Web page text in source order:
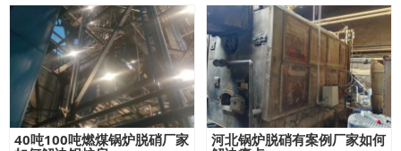
40吨100吨燃煤锅炉脱硝厂家
河北锅炉脱硝有案例厂家如何